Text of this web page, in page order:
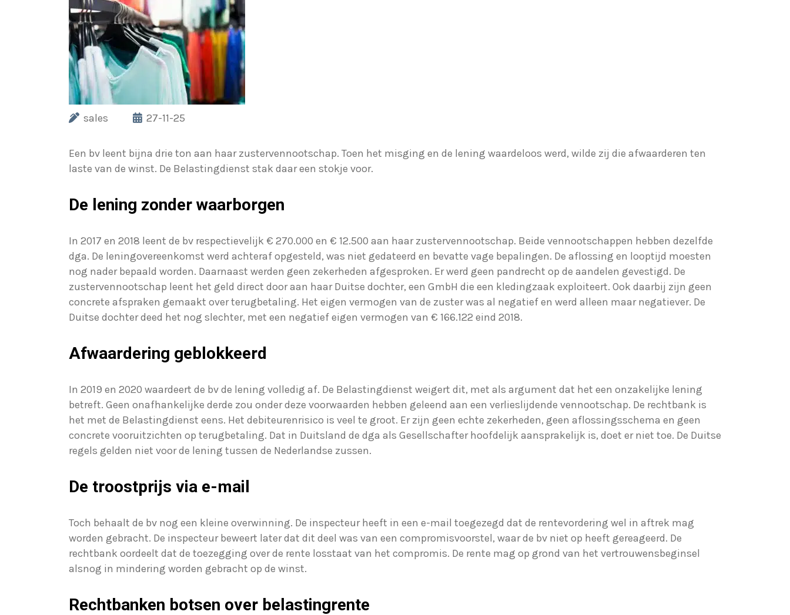
sales 27-11-25
Een bv leent bijna drie ton aan haar zustervennootschap. Toen het misging en de lening waardeloos werd, wilde zij die afwaarderen ten
laste van de winst. De Belastingdienst stak daar een stokje voor.
De lening zonder waarborgen
In 2017 en 2018 leent de bv respectievelijk € 270.000 en € 12.500 aan haar zustervennootschap. Beide vennootschappen hebben dezelfde
dga. De leningovereenkomst werd achteraf opgesteld, was niet gedateerd en bevatte vage bepalingen. De aflossing en looptijd moesten
nog nader bepaald worden. Daarnaast werden geen zekerheden afgesproken. Er werd geen pandrecht op de aandelen gevestigd. De
zustervennootschap leent het geld direct door aan haar Duitse dochter, een GmbH die een kledingzaak exploiteert. Ook daarbij zijn geen
concrete afspraken gemaakt over terugbetaling. Het eigen vermogen van de zuster was al negatief en werd alleen maar negatiever. De
Duitse dochter deed het nog slechter, met een negatief eigen vermogen van € 166.122 eind 2018.
Afwaardering geblokkeerd
In 2019 en 2020 waardeert de bv de lening volledig af. De Belastingdienst weigert dit, met als argument dat het een onzakelijke lening
betreft. Geen onafhankelijke derde zou onder deze voorwaarden hebben geleend aan een verlieslijdende vennootschap. De rechtbank is
het met de Belastingdienst eens. Het debiteurenrisico is veel te groot. Er zijn geen echte zekerheden, geen aflossingsschema en geen
concrete vooruitzichten op terugbetaling. Dat in Duitsland de dga als Gesellschafter hoofdelijk aansprakelijk is, doet er niet toe. De Duitse
regels gelden niet voor de lening tussen de Nederlandse zussen.
De troostprijs via e-mail
Toch behaalt de bv nog een kleine overwinning. De inspecteur heeft in een e-mail toegezegd dat de rentevordering wel in aftrek mag
worden gebracht. De inspecteur beweert later dat dit deel was van een compromisvoorstel, waar de bv niet op heeft gereageerd. De
rechtbank oordeelt dat de toezegging over de rente losstaat van het compromis. De rente mag op grond van het vertrouwensbeginsel
alsnog in mindering worden gebracht op de winst.
Rechtbanken botsen over belastingrente